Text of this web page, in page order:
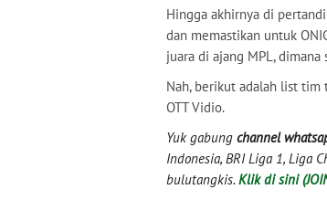
Hingga akhirnya di
dan memastikan untuk
juara di ajang MPL,
Nah, berikut adalah list tim
OTT Vidio.
Yuk gabung channel
Indonesia, BRI Liga 1, Liga
bulutangkis. Klik di sini